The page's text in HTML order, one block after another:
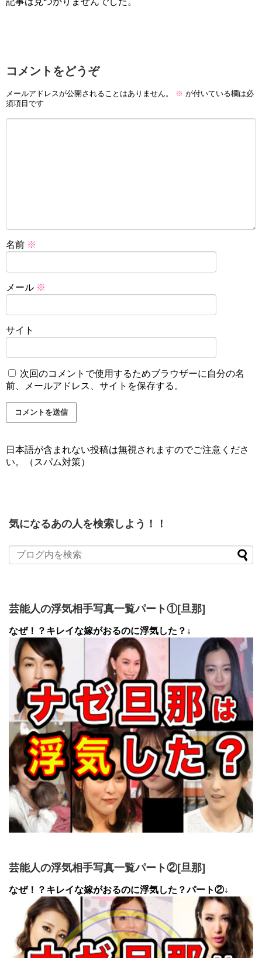
コメントをどうぞ
メールアドレスが公開されることはありません。 ※ が付いている欄は必
須項目です
名前 ※
メール ※
サイト
次回のコメントで使用するためブラウザーに自分の名
前、メールアドレス、サイトを保存する。
日本語が含まれない投稿は無視されますのでご注意くださ
い。（スパム対策）
気になるあの人を検索しよう！！
芸能人の浮気相手写真一覧パート①[旦那]
なぜ！？キレイな嫁がおるのに浮気した？↓
芸能人の浮気相手写真一覧パート②[旦那]
なぜ！？キレイな嫁がおるのに浮気した？パート②↓